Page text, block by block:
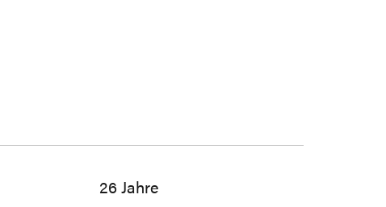
26 Jahre